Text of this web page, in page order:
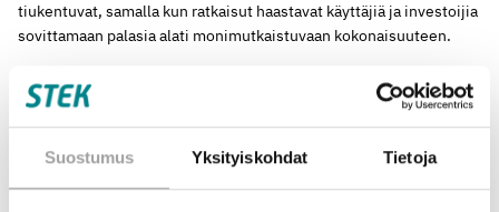
Suostumus Yksityiskohdat Tietoja
tiukentuvat, samalla kun ratkaisut haastavat käyttäjiä ja investoijia
sovittamaan palasia alati monimutkaistuvaan kokonaisuuteen.
Testaaminen olisi turvallista –
miksei sitä tehdä enemmän?
Alan tutkimukseen osaamme suunnata rahoitusta varsin